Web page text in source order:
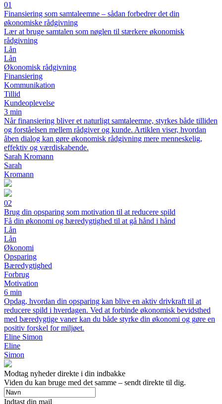
01
Finansiering som samtaleemne – sådan forbedrer det din
økonomiske rådgivning
Lær at bruge samtalen som nøglen til stærkere økonomisk
rådgivning
Lån
Lån
Økonomisk rådgivning
Finansiering
Kommunikation
Tillid
Kundeoplevelse
3 min
Når finansiering bliver et naturligt samtaleemne, styrkes både tilliden
og forståelsen mellem rådgiver og kunde. Artiklen viser, hvordan
åben dialog kan gøre økonomisk rådgivning mere menneskelig,
effektiv og værdiskabende.
Sarah Kromann
Sarah
Kromann
02
Brug din opsparing som motivation til at reducere spild
Få din økonomi og bæredygtighed til at gå hånd i hånd
Lån
Lån
Økonomi
Opsparing
Bæredygtighed
Forbrug
Motivation
6 min
Opdag, hvordan din opsparing kan blive en aktiv drivkraft til at
reducere spild i hverdagen. Ved at forbinde økonomisk bevidsthed
med bæredygtige vaner kan du både styrke din økonomi og gøre en
positiv forskel for miljøet.
Eline Simon
Eline
Simon
Modtag nyheder direkte i din indbakke
Viden du kan bruge med det samme – sendt direkte til dig.
Indtast din mail